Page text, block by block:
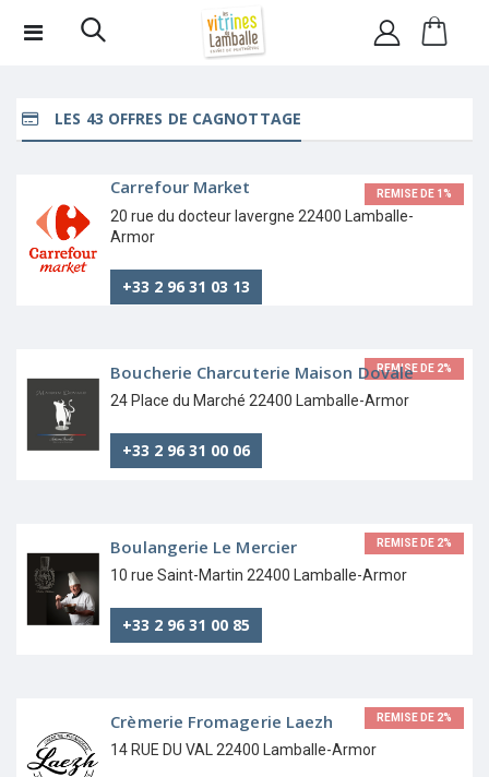
LES 43 OFFRES DE CAGNOTTAGE
REMISE DE 1%
Carrefour Market
20 rue du docteur lavergne 22400 Lamballe-
Armor
+33 2 96 31 03 13
REMISE DE 2%
Boucherie Charcuterie Maison Dovale
24 Place du Marché 22400 Lamballe-Armor
+33 2 96 31 00 06
REMISE DE 2%
Boulangerie Le Mercier
10 rue Saint-Martin 22400 Lamballe-Armor
+33 2 96 31 00 85
REMISE DE 2%
Crèmerie Fromagerie Laezh
14 RUE DU VAL 22400 Lamballe-Armor